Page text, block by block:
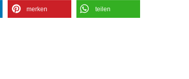
merken teilen